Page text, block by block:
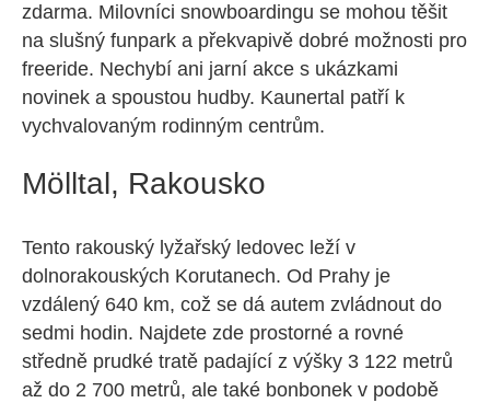
zdarma. Milovníci snowboardingu se mohou těšit
na slušný funpark a překvapivě dobré možnosti pro
freeride. Nechybí ani jarní akce s ukázkami
novinek a spoustou hudby. Kaunertal patří k
vychvalovaným rodinným centrům.
Mölltal, Rakousko
Tento rakouský lyžařský ledovec leží v
dolnorakouských Korutanech. Od Prahy je
vzdálený 640 km, což se dá autem zvládnout do
sedmi hodin. Najdete zde prostorné a rovné
středně prudké tratě padající z výšky 3 122 metrů
až do 2 700 metrů, ale také bonbonek v podobě